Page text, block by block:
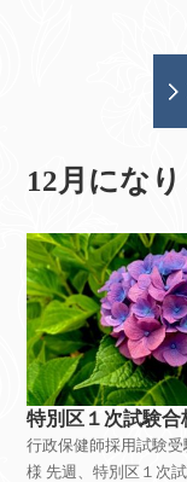
12月にな
特別区１次試験合
行政保健師採用試験受
様 先週、特別区１次試